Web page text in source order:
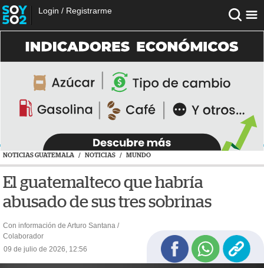
Login / Registrarme
NOTICIAS GUATEMALA / NOTICIAS / MUNDO
El guatemalteco que habría
abusado de sus tres sobrinas
Con información de Arturo Santana /
Colaborador
09 de julio de 2026, 12:56